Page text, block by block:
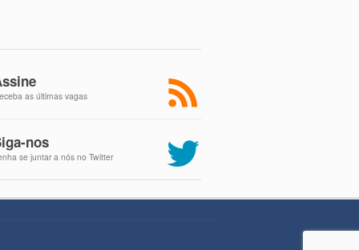
as últimas vagas
nos
se juntar a nós no Twitter